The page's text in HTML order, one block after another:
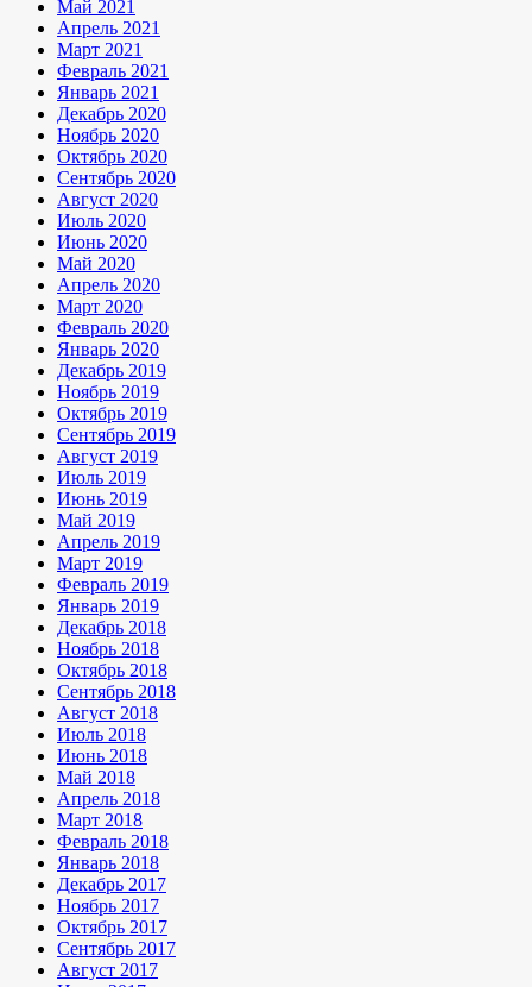
Май 2021
Апрель 2021
Март 2021
Февраль 2021
Январь 2021
Декабрь 2020
Ноябрь 2020
Октябрь 2020
Сентябрь 2020
Август 2020
Июль 2020
Июнь 2020
Май 2020
Апрель 2020
Март 2020
Февраль 2020
Январь 2020
Декабрь 2019
Ноябрь 2019
Октябрь 2019
Сентябрь 2019
Август 2019
Июль 2019
Июнь 2019
Май 2019
Апрель 2019
Март 2019
Февраль 2019
Январь 2019
Декабрь 2018
Ноябрь 2018
Октябрь 2018
Сентябрь 2018
Август 2018
Июль 2018
Июнь 2018
Май 2018
Апрель 2018
Март 2018
Февраль 2018
Январь 2018
Декабрь 2017
Ноябрь 2017
Октябрь 2017
Сентябрь 2017
Август 2017